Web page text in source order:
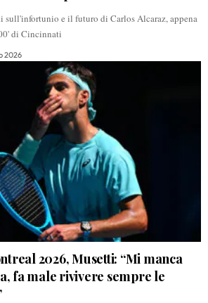
sull'infortunio e il futuro di Carlos Alcaraz, appena
di Cincinnati
2026
2026, Musetti: “Mi manca
fa male rivivere sempre le